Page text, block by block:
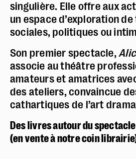
Taille du texte :par défaut
Contrastes :par défaut
singulière. Elle offre aux
un espace d’exploration
sociales, politiques ou
Son premier spectacle,
associe au théâtre
amateurs et amatrices
des ateliers, convaincue
cathartiques de l’art
Des livres autour du spectacle
(​en vente à notre coin